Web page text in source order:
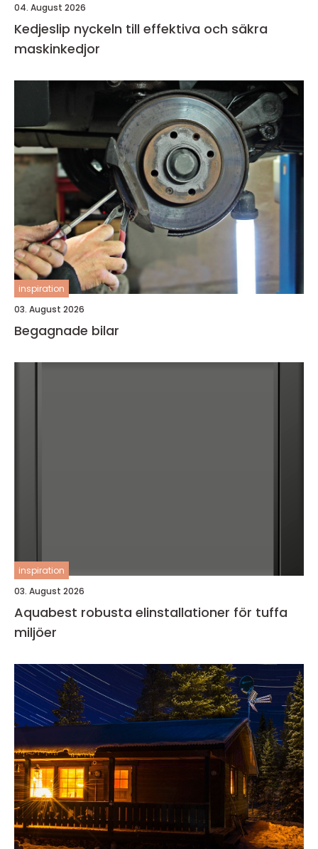
04. August 2026
Kedjeslip nyckeln till effektiva och säkra
maskinkedjor
inspiration
03. August 2026
Begagnade bilar
inspiration
03. August 2026
Aquabest robusta elinstallationer för tuffa
miljöer